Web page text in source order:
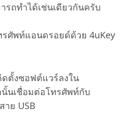
ถทำได้เช่นเดียวกันครับ
ศัพท์แอนดรอยด์ด้วย 4uKey
ตั้งซอฟต์แวร์ลงใน
นเชื่อมต่อโทรศัพท์กับ
าย USB